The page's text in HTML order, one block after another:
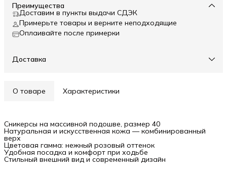
Преимущества
Доставим в пункты выдачи СДЭК
Примерьте товары и верните неподходящие
Оплаивайте после примерки
Доставка
О товаре Характеристики
Сникерсы на массивной подошве, размер 40
Натуральная и искусственная кожа — комбинированный
верх
Цветовая гамма: нежный розовый оттенок
Удобная посадка и комфорт при ходьбе
Стильный внешний вид и современный дизайн